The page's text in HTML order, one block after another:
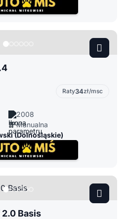
Raty34zł/msc
2008
Manualna
(Dolnośląskie)
Basis